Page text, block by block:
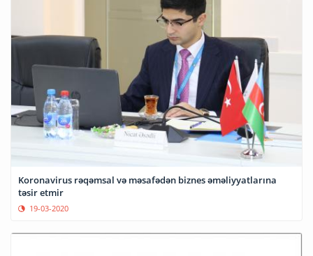
Koronavirus rəqəmsal və məsafədən biznes əməliyyatlarına
təsir etmir
19-03-2020